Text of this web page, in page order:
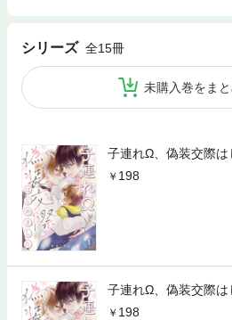
シリーズ 全15冊
未購入巻をま
子連れΩ、偽装交際は
198
子連れΩ、偽装交際
198